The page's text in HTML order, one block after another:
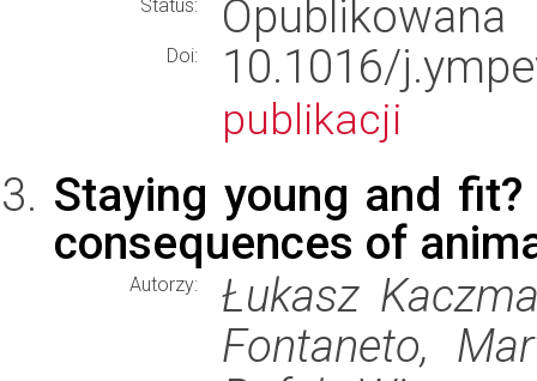
Status: Opublikowana
Doi: 10.1016/
publikacji
Staying young and
consequences of
Autorzy:
Łukasz
Fontaneto,